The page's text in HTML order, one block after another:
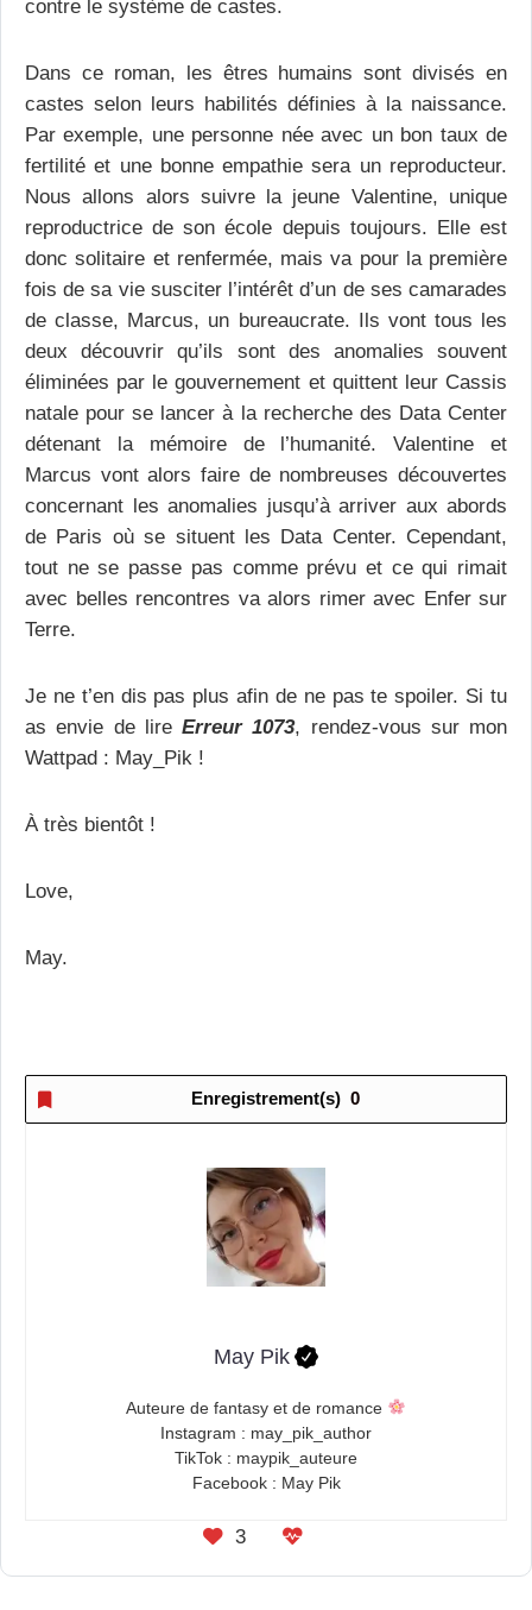
contre le système de castes.
Dans ce roman, les êtres humains sont divisés en
castes selon leurs habilités définies à la naissance.
Par exemple, une personne née avec un bon taux de
fertilité et une bonne empathie sera un reproducteur.
Nous allons alors suivre la jeune Valentine, unique
reproductrice de son école depuis toujours. Elle est
donc solitaire et renfermée, mais va pour la première
fois de sa vie susciter l’intérêt d’un de ses camarades
de classe, Marcus, un bureaucrate. Ils vont tous les
deux découvrir qu’ils sont des anomalies souvent
éliminées par le gouvernement et quittent leur Cassis
natale pour se lancer à la recherche des Data Center
détenant la mémoire de l’humanité. Valentine et
Marcus vont alors faire de nombreuses découvertes
concernant les anomalies jusqu’à arriver aux abords
de Paris où se situent les Data Center. Cependant,
tout ne se passe pas comme prévu et ce qui rimait
avec belles rencontres va alors rimer avec Enfer sur
Terre.
Je ne t’en dis pas plus afin de ne pas te spoiler. Si tu
as envie de lire Erreur 1073, rendez-vous sur mon
Wattpad : May_Pik !
À très bientôt !
Love,
May.
Enregistrement(s) 0
May Pik
Auteure de fantasy et de romance
Instagram : may_pik_author
TikTok : maypik_auteure
Facebook : May Pik
3